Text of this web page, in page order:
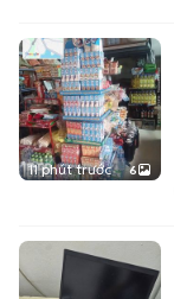
11 phút trước 6